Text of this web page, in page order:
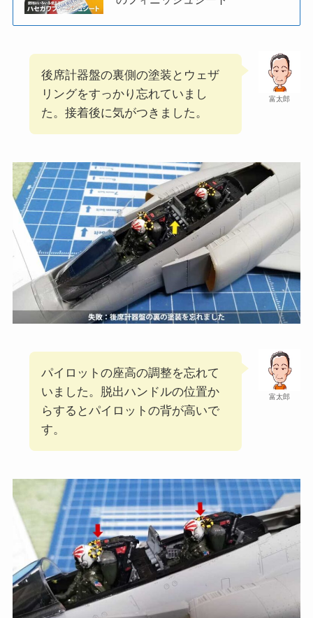
富太郎
後席計器盤の裏側の塗装とウェザ
リングをすっかり忘れていまし
た。接着後に気がつきました。
富太郎
パイロットの座高の調整を忘れて
いました。脱出ハンドルの位置か
らするとパイロットの背が高いで
す。